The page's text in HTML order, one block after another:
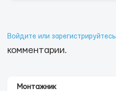
Войдите или зарегистрируйтесь
комментарии.
Монтажник